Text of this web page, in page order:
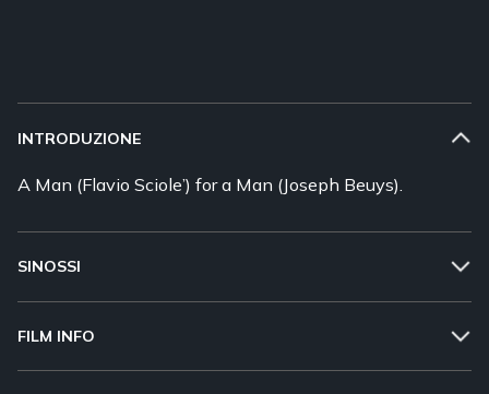
INTRODUZIONE
A Man (Flavio Sciole’) for a Man (Joseph Beuys).
SINOSSI
FILM INFO